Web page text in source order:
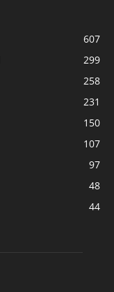
607
299
258
231
150
107
97
48
44